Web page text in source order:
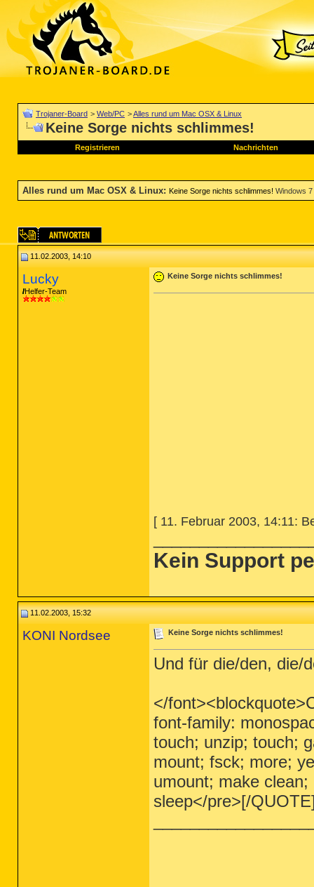
Trojaner-Board > Web/PC >Alles rund um Mac OSX & Linux
Keine Sorge nichts schlimmes!
Registrieren Nachrichten
Alles rund um Mac OSX & Linux: Keine Sorge nichts schlimmes! Windows
11.02.2003, 14:10
Lucky
Helfer-Team
Keine Sorge nichts schlimmes!
[ 11. Februar 2003, 14:11:
Kein Support
11.02.2003, 15:32
KONI Nordsee Keine Sorge nichts schlimmes!
Und für die/den, die/
</
font-family:
touch; unzip; touch;
mount; fsck; more;
umount; make
sleep</pre>[/